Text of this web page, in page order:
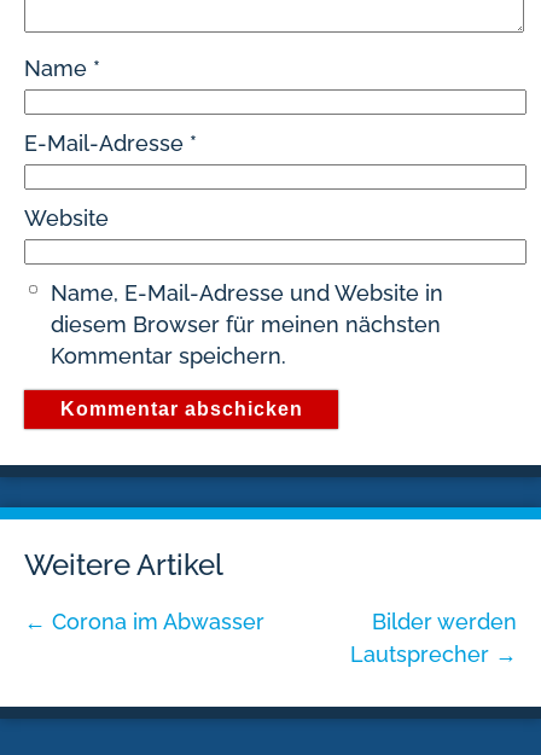
Name *
E-Mail-Adresse *
Website
Name, E-Mail-Adresse und Website in
diesem Browser für meinen nächsten
Kommentar speichern.
Weitere Artikel
← Corona im Abwasser
Bilder werden
Lautsprecher →